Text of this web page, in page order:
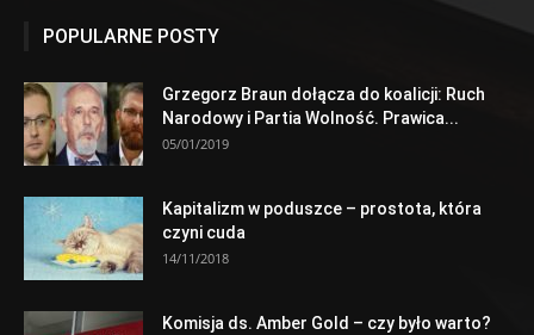
POPULARNE POSTY
Grzegorz Braun dołącza do koalicji: Ruch
Narodowy i Partia Wolność. Prawica...
05/01/2019
Kapitalizm w poduszce – prostota, która
czyni cuda
14/11/2018
Komisja ds. Amber Gold – czy było warto?